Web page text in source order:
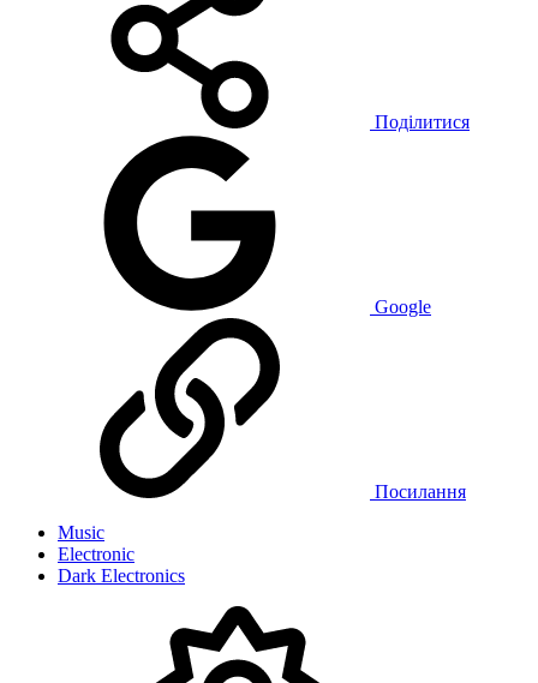
Поділитися
Google
Посилання
Music
Electronic
Dark Electronics